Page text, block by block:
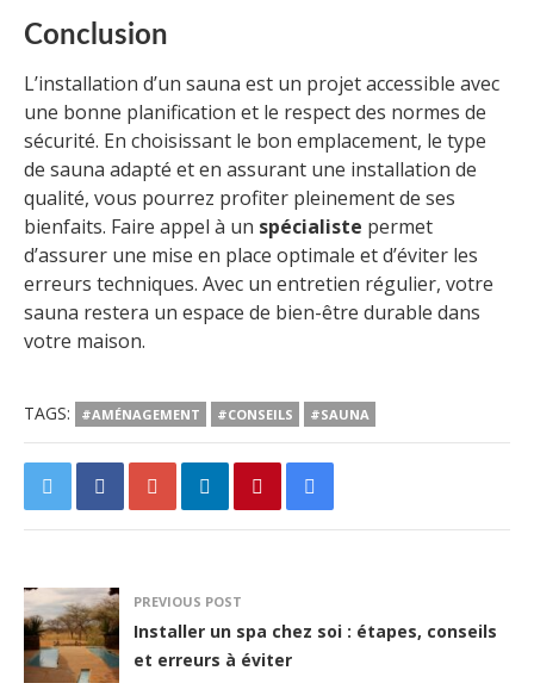
Conclusion
L’installation d’un sauna est un projet accessible avec
une bonne planification et le respect des normes de
sécurité. En choisissant le bon emplacement, le type
de sauna adapté et en assurant une installation de
qualité, vous pourrez profiter pleinement de ses
bienfaits. Faire appel à un spécialiste permet
d’assurer une mise en place optimale et d’éviter les
erreurs techniques. Avec un entretien régulier, votre
sauna restera un espace de bien-être durable dans
votre maison.
TAGS: #AMÉNAGEMENT #CONSEILS #SAUNA
PREVIOUS POST
Installer un spa chez soi : étapes, conseils
et erreurs à éviter